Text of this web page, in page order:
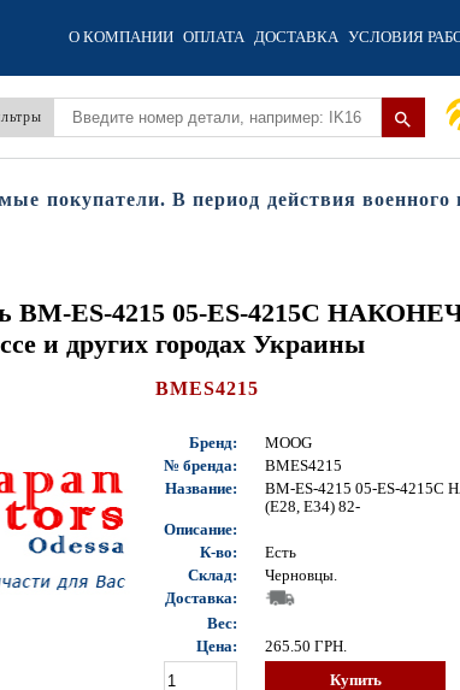
О КОМПАНИИ ОПЛАТА ДОСТАВКА УСЛОВИЯ
покупатели. В период действия военного
BM-ES-4215 05-ES-4215C
и других городах Украины
BMES4215
Бренд:
MOOG
№ бренда:
BMES4215
Название:
BM-ES-4215 05-ES-
(E28, E34) 82-
Описание:
К-во:
Есть
Склад:
Черновцы.
Доставка:
Вес:
Цена:
265.50 ГРН.
Купить